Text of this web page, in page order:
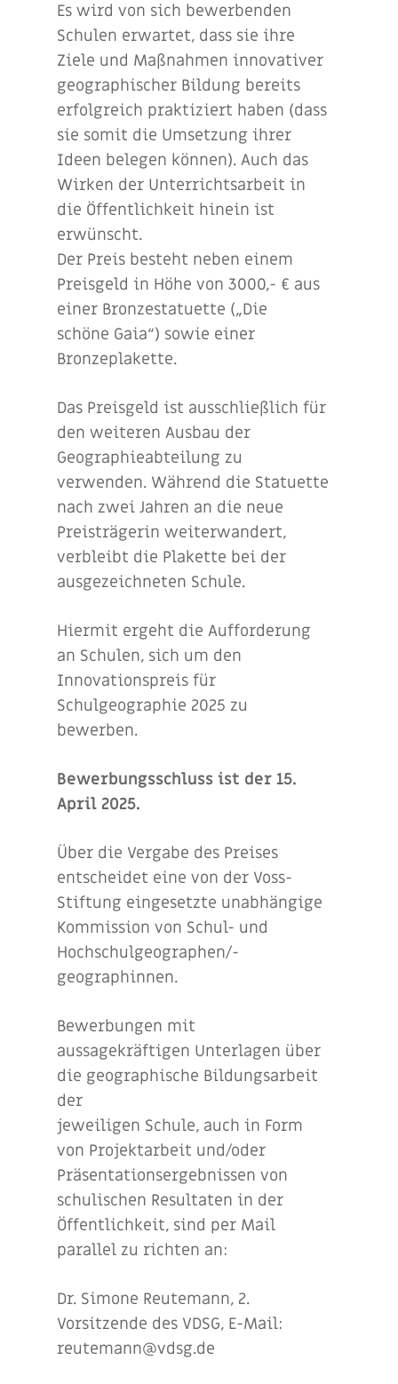
Es wird von sich bewerbenden
Schulen erwartet, dass sie ihre
Ziele und Maßnahmen innovativer
geographischer Bildung bereits
erfolgreich praktiziert haben (dass
sie somit die Umsetzung ihrer
Ideen belegen können). Auch das
Wirken der Unterrichtsarbeit in
die Öffentlichkeit hinein ist
erwünscht.
Der Preis besteht neben einem
Preisgeld in Höhe von 3000,- € aus
einer Bronzestatuette („Die
schöne Gaia“) sowie einer
Bronzeplakette.
Das Preisgeld ist ausschließlich für
den weiteren Ausbau der
Geographieabteilung zu
verwenden. Während die Statuette
nach zwei Jahren an die neue
Preisträgerin weiterwandert,
verbleibt die Plakette bei der
ausgezeichneten Schule.
Hiermit ergeht die Aufforderung
an Schulen, sich um den
Innovationspreis für
Schulgeographie 2025 zu
bewerben.
Bewerbungsschluss ist der 15.
April 2025.
Über die Vergabe des Preises
entscheidet eine von der Voss-
Stiftung eingesetzte unabhängige
Kommission von Schul- und
Hochschulgeographen/-
geographinnen.
Bewerbungen mit
aussagekräftigen Unterlagen über
die geographische Bildungsarbeit
der
jeweiligen Schule, auch in Form
von Projektarbeit und/oder
Präsentationsergebnissen von
schulischen Resultaten in der
Öffentlichkeit, sind per Mail
parallel zu richten an:
Dr. Simone Reutemann, 2.
Vorsitzende des VDSG, E-Mail:
reutemann@vdsg.de